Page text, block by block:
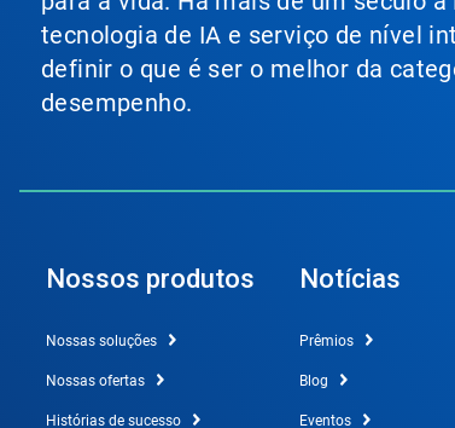
tecnologia de IA e serviço de nível
definir o que é ser o melhor da
desempenho.
Nossos produtos
Nossas soluções
Nossas ofertas
Histórias de sucesso
Notícias
Prêmios
Blog
Eventos